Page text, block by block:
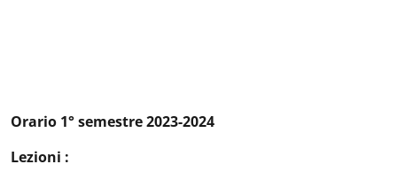
Orario 1° semestre 2023-2024
Lezioni :